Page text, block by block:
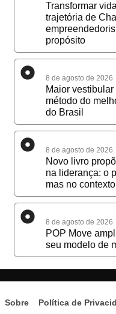
Transformar
trajetória de
propósito
8 de agosto de 2026
Maior
método do
do Brasil
8 de agosto de 2026
Novo livro
na liderança: o
mas no
8 de agosto de 2026
POP Move
seu modelo de
Sobre Política de